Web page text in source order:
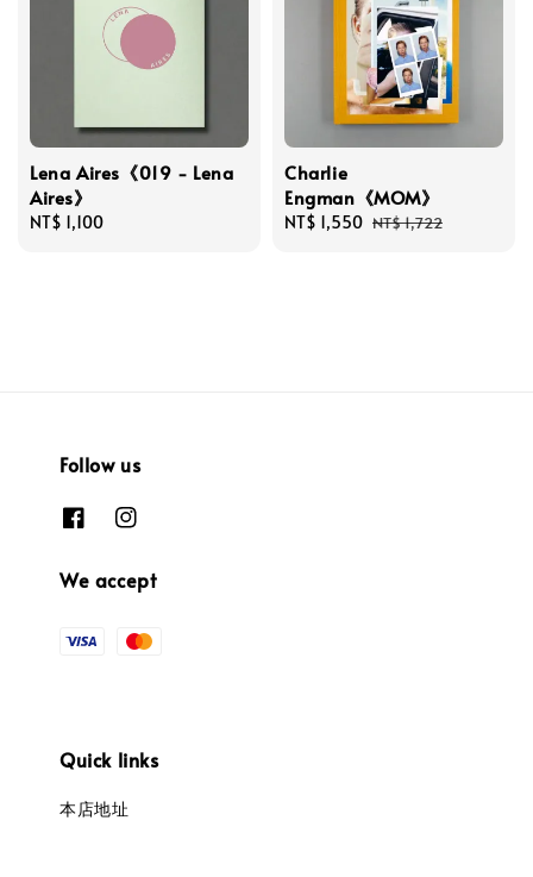
Lena Aires《019 - Lena
Aires》
Regular
NT$ 1,100
Charlie
Engman《MOM》
Sale
NT$ 1,550 Regular
NT$ 1,722
Follow us
We accept
Quick links
本店地址